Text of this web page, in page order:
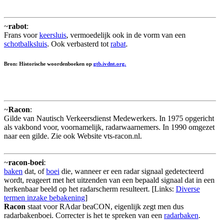
~rabot:
Frans voorkeersluis, vermoedelijk ook in de vorm van een
schotbalksluis. Ook verbasterd tot rabat.
Bron: Historische woordenboeken op gtb.ivdnt.org.
~Racon:
Gilde van Nautisch Verkeersdienst Medewerkers. In 1975 opgericht
als vakbond voor, voornamelijk, radarwaarnemers. In 1990 omgezet
naar een gilde. Zie ook Website vts-racon.nl.
~racon-boei:
baken dat, ofboei die, wanneer er een radar signaal gedetecteerd
wordt, reageert met het uitzenden van een bepaald signaal dat in een
herkenbaar beeld op het radarscherm resulteert. [Links: Diverse
termen inzake bebakening]
Racon staat voor RAdar beaCON, eigenlijk zegt men dus
radarbakenboei. Correcter is het te spreken van een radarbaken.